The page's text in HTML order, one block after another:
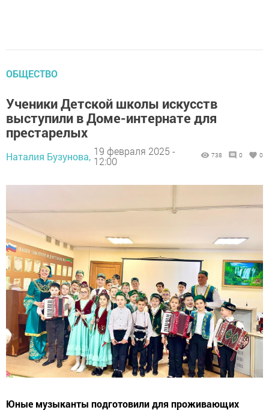
ОБЩЕСТВО
Ученики Детской школы искусств
выступили в Доме-интернате для
престарелых
Наталия Бузунова, 19 февраля 2025 -
12:00
738 0 0
Юные музыканты подготовили для проживающих